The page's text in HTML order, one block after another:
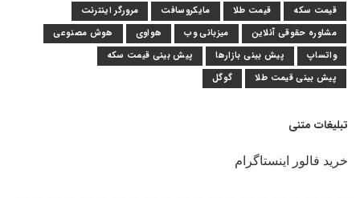
قیمت سکه
قیمت طلا مایکروسافت
مرورگر اینترنت
مشاوره حقوقی آنلاین
میزبانی وب هواوی
هوش مصنوعی
واتساپ
پیش بینی بازارها
پیش بینی قیمت سکه
پیش بینی قیمت طلا
گوگل
تبلیغات متنی
خرید فالور اینستاگرام